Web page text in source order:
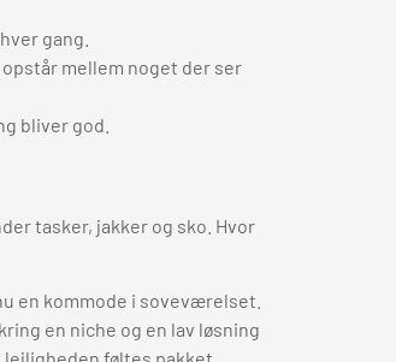
gang.
mellem noget der ser
bliver god.
tasker, jakker og sko. Hvor
en kommode i soveværelset.
en niche og en lav løsning